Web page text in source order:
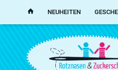
NEUHEITEN